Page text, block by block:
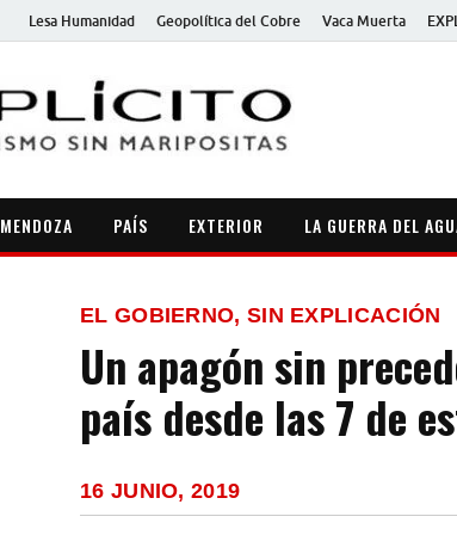
Lesa Humanidad Geopolítica del Cobre Vaca Muerta
MENDOZA PAÍS EXTERIOR LA GUERRA DEL
EL GOBIERNO, SIN EXPLICACIÓN
Un apagón sin
país desde las 7 de
16 JUNIO, 2019